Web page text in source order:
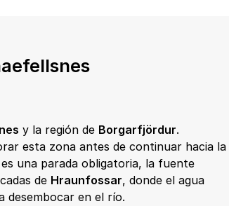
y la región de Borgarfjördur.
esta zona antes de continuar hacia la
es una parada obligatoria, la fuente
de Hraunfossar, donde el agua
desembocar en el río.